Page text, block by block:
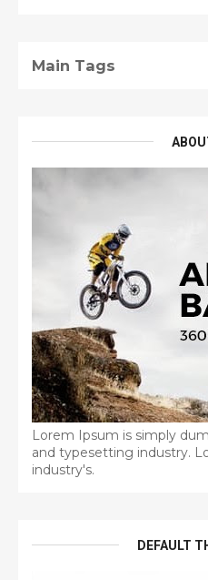
Main Tags
Lorem Ipsum is simply
and typesetting industry.
industry's.
DEFAULT